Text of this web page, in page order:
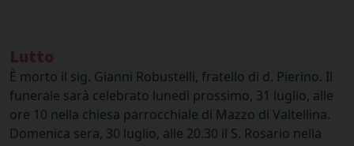
Lutto
È morto il sig. Gianni Robustelli, fratello di d. Pierino. Il
funerale sarà celebrato lunedì prossimo, 31 luglio, alle
ore 10 nella chiesa parrocchiale di Mazzo di Valtellina.
Domenica sera, 30 luglio, alle 20.30 il S. Rosario nella